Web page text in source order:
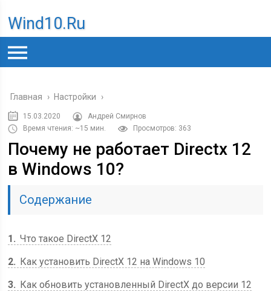
Wind10.ru
Главная › Настройки ›
15.03.2020
Андрей Смирнов
Время чтения: ~15 мин.
Просмотров: 363
Почему не работает Directx 12
в Windows 10?
Содержание
1
Что такое DirectX 12
2
Как установить DirectX 12 на Windows 10
3
Как обновить установленный DirectX до версии 12